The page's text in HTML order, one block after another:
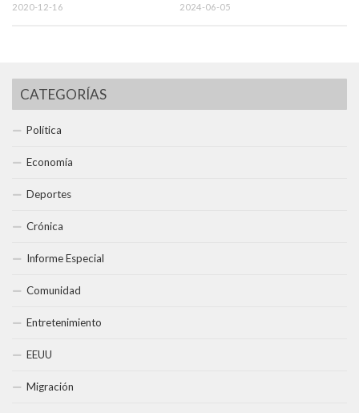
2020-12-16 2024-06-05
CATEGORÍAS
Política
Economía
Deportes
Crónica
Informe Especial
Comunidad
Entretenimiento
EEUU
Migración